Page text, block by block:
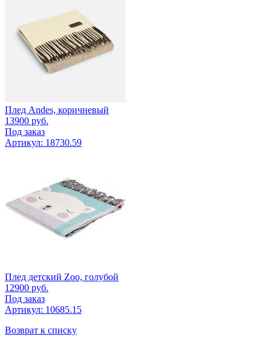
Плед Andes, коричневый
13900 руб.
Под заказ
Артикул: 18730.59
Плед детский Zoo, голубой
12900 руб.
Под заказ
Артикул: 10685.15
Возврат к списку